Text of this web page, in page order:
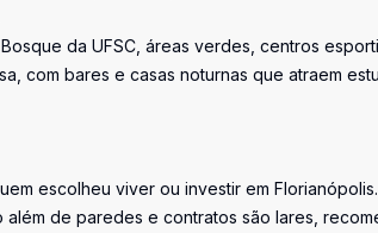
da UFSC, áreas verdes, centros
com bares e casas noturnas que atraem
escolheu viver ou investir em
de paredes e contratos são lares,